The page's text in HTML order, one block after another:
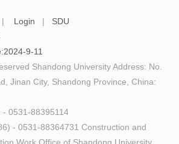
| Login |
SDU
2024-9-11
Shandong University Address: No.
Jinan City, Shandong Province, China:
- 0531-88395114
- 0531-88364731 Construction and
Work Office of Shandong University